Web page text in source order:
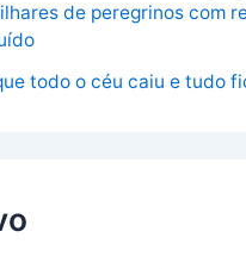
de peregrinos com
todo o céu caiu e tudo